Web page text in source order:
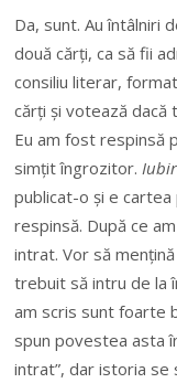
Da, sunt. Au întâlniri
două cărți, ca să fii
consiliu literar,
cărți și votează dacă
Eu am fost respinsă
simțit îngrozitor.
publicat-o și e
respinsă. După ce
intrat. Vor să
trebuit să intru de la
am scris sunt foarte
spun povestea asta
intrat”, dar istoria se